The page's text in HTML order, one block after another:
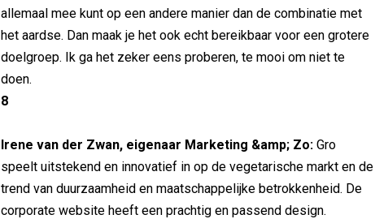
allemaal mee kunt op een andere manier dan de combinatie met
het aardse. Dan maak je het ook echt bereikbaar voor een grotere
doelgroep. Ik ga het zeker eens proberen, te mooi om niet te
doen.
8
Irene van der Zwan, eigenaar Marketing &amp; Zo: Gro
speelt uitstekend en innovatief in op de vegetarische markt en de
trend van duurzaamheid en maatschappelijke betrokkenheid. De
corporate website heeft een prachtig en passend design.